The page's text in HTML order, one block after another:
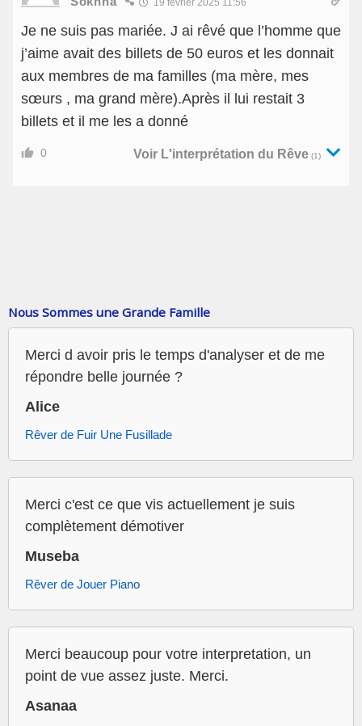
19 février 2025 11:56
Je ne suis pas mariée. J ai rêvé que l’homme que
j’aime avait des billets de 50 euros et les donnait
aux membres de ma familles (ma mère, mes
sœurs , ma grand mère).Après il lui restait 3
billets et il me les a donné
0 Voir L'interprétation du Rêve (1)
Nous Sommes une Grande Famille
Merci d avoir pris le temps d'analyser et de me
répondre belle journée ?
Alice
Rêver de Fuir Une Fusillade
Merci c'est ce que vis actuellement je suis
complètement démotiver
Museba
Rêver de Jouer Piano
Merci beaucoup pour votre interpretation, un
point de vue assez juste. Merci.
Asanaa